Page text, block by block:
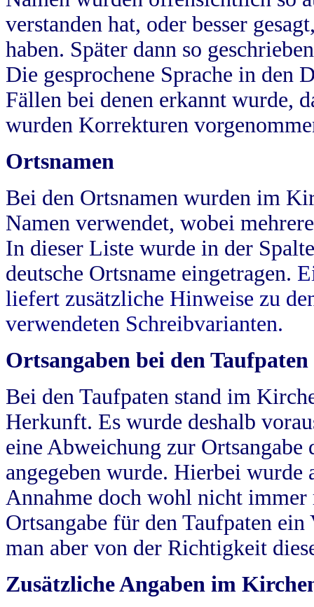
verstanden hat, oder besser
haben. Später dann so
Die gesprochene Sprache in
Fällen bei denen erkannt wurde,
wurden Korrekturen
Ortsnamen
Bei den Ortsnamen wurden im
Namen verwendet, wobei
In dieser Liste wurde in der
deutsche Ortsname eingetragen.
liefert zusätzliche Hinweise zu
verwendeten Schreibvarianten.
Ortsangaben bei den Taufpaten
Bei den Taufpaten stand im
Herkunft. Es wurde deshalb
eine Abweichung zur
angegeben wurde. Hierbei wurde
Annahme doch wohl nicht
Ortsangabe für den Taufpaten
man aber von der Richtigkeit
Zusätzliche Angaben im